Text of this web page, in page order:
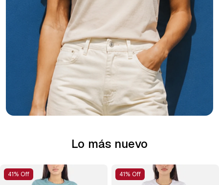
Lo más nuevo
41% Off 41% Off